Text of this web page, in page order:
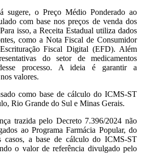
sugere, o Preço Médio Ponderado ao
com base nos preços de venda dos
isso, a Receita Estadual utiliza dados
como a Nota Fiscal de Consumidor
Fiscal Digital (EFD). Além
do setor de medicamentos
processo. A ideia é garantir a
valores.
como base de cálculo do ICMS-ST
Rio Grande do Sul e Minas Gerais.
trazida pelo Decreto 7.396/2024 não
ao Programa Farmácia Popular, do
casos, a base de cálculo do ICMS-ST
o valor de referência divulgado pelo